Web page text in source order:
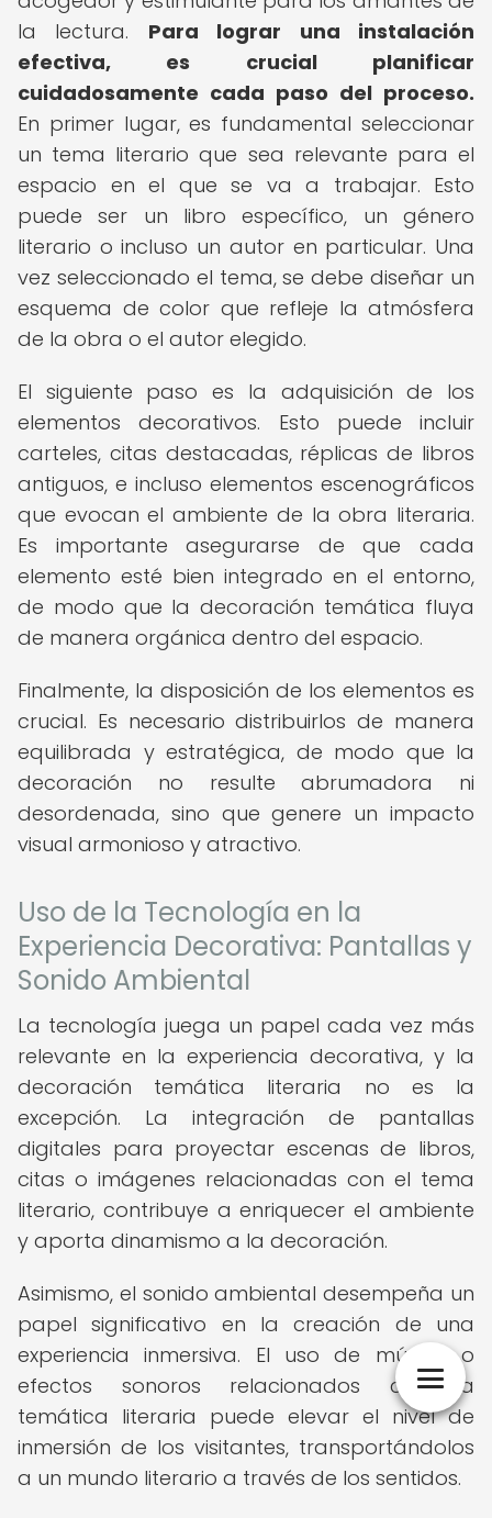
la lectura. Para lograr una instalación
efectiva, es crucial planificar
cuidadosamente cada paso del proceso.
En primer lugar, es fundamental seleccionar
un tema literario que sea relevante para el
espacio en el que se va a trabajar. Esto
puede ser un libro específico, un género
literario o incluso un autor en particular. Una
vez seleccionado el tema, se debe diseñar un
esquema de color que refleje la atmósfera
de la obra o el autor elegido.
El siguiente paso es la adquisición de los
elementos decorativos. Esto puede incluir
carteles, citas destacadas, réplicas de libros
antiguos, e incluso elementos escenográficos
que evocan el ambiente de la obra literaria.
Es importante asegurarse de que cada
elemento esté bien integrado en el entorno,
de modo que la decoración temática fluya
de manera orgánica dentro del espacio.
Finalmente, la disposición de los elementos es
crucial. Es necesario distribuirlos de manera
equilibrada y estratégica, de modo que la
decoración no resulte abrumadora ni
desordenada, sino que genere un impacto
visual armonioso y atractivo.
Uso de la Tecnología en la
Experiencia Decorativa: Pantallas y
Sonido Ambiental
La tecnología juega un papel cada vez más
relevante en la experiencia decorativa, y la
decoración temática literaria no es la
excepción. La integración de pantallas
digitales para proyectar escenas de libros,
citas o imágenes relacionadas con el tema
literario, contribuye a enriquecer el ambiente
y aporta dinamismo a la decoración.
Asimismo, el sonido ambiental desempeña un
papel significativo en la creación de una
experiencia inmersiva. El uso de música o
efectos sonoros relacionados con la
temática literaria puede elevar el nivel de
inmersión de los visitantes, transportándolos
a un mundo literario a través de los sentidos.